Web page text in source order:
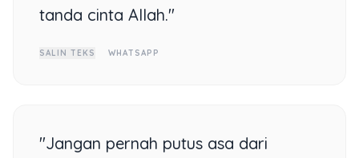
tanda cinta Allah."
SALIN TEKS WHATSAPP
"Jangan pernah putus asa dari